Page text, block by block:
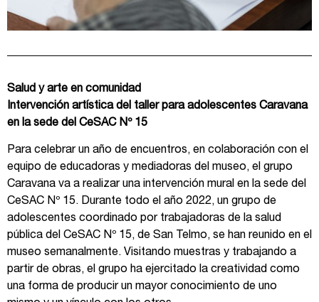
Salud y arte en comunidad
Intervención artística del taller para adolescentes Caravana
en la sede del CeSAC Nº 15
Para celebrar un año de encuentros, en colaboración con el
equipo de educadoras y mediadoras del museo, el grupo
Caravana va a realizar una intervención mural en la sede del
CeSAC Nº 15. Durante todo el año 2022, un grupo de
adolescentes coordinado por trabajadoras de la salud
pública del CeSAC Nº 15, de San Telmo, se han reunido en el
museo semanalmente. Visitando muestras y trabajando a
partir de obras, el grupo ha ejercitado la creatividad como
una forma de producir un mayor conocimiento de uno